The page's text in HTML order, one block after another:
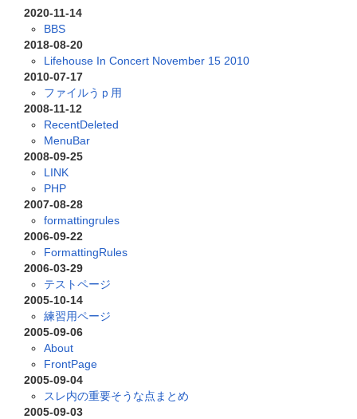
2020-11-14
BBS
2018-08-20
Lifehouse In Concert November 15 2010
2010-07-17
ファイルうｐ用
2008-11-12
RecentDeleted
MenuBar
2008-09-25
LINK
PHP
2007-08-28
formattingrules
2006-09-22
FormattingRules
2006-03-29
テストページ
2005-10-14
練習用ページ
2005-09-06
About
FrontPage
2005-09-04
スレ内の重要そうな点まとめ
2005-09-03